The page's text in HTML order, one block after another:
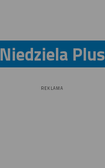
Niedziela Plus
REKLAMA